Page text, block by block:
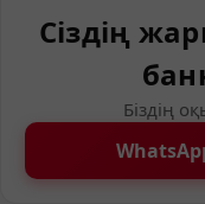
Сіздің
Біздің